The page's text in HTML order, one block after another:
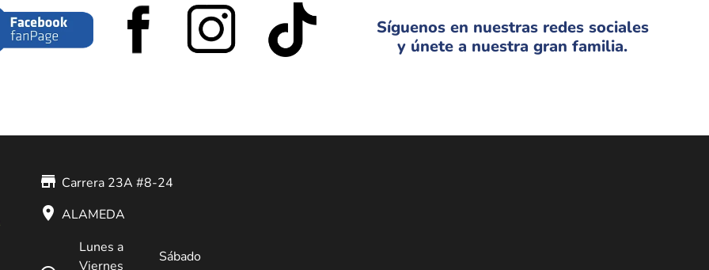
Síguenos en nuestras redes sociales
y únete a nuestra gran familia.
store_mall_directory Carrera 23A #8-24
place ALAMEDA
Lunes a
Viernes
Sábado